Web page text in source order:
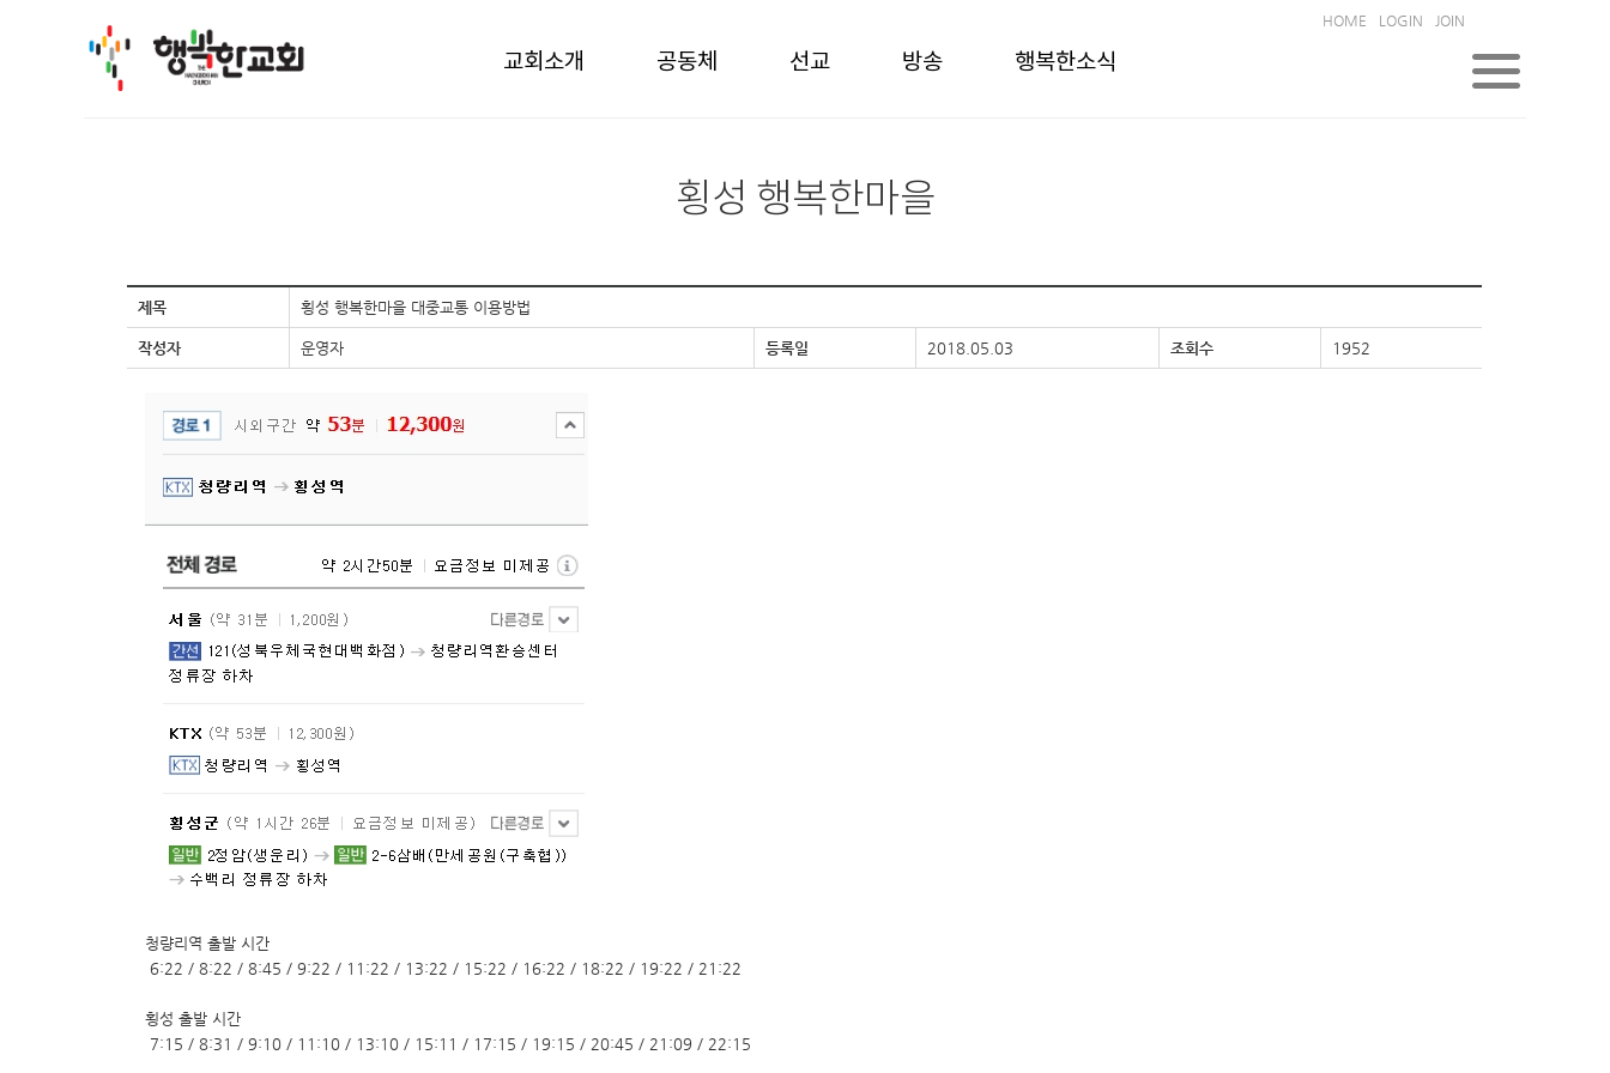
HOME LOGIN JOIN
교회소개 공동체 선교 방송 행복한소식
횡성 행복한마을
제목 횡성 행복한마을 대중교통 이용방법
작성자 운영자 등록일 2018.05.03 조회수 1952
청량리역 출발 시간
6:22 / 8:22 / 8:45 / 9:22 / 11:22 / 13:22 / 15:22 / 16:22 / 18:22 / 19:22 / 21:22
횡성 출발 시간
7:15 / 8:31 / 9:10 / 11:10 / 13:10 / 15:11 / 17:15 / 19:15 / 20:45 / 21:09 / 22:15